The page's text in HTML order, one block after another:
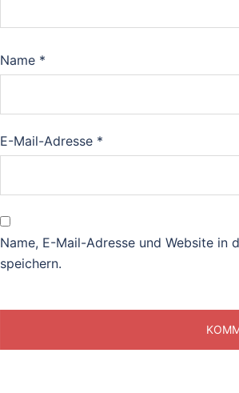
Name *
E-Mail-Adresse *
Name, E-Mail-Adresse und Website in
speichern.